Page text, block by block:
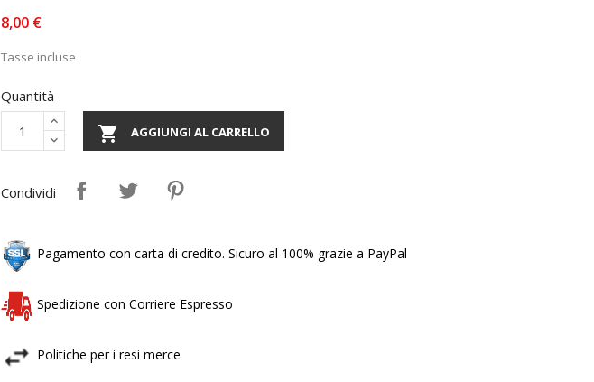
8,00 €
Tasse incluse
Quantità
 AGGIUNGI AL CARRELLO
Condividi
Pagamento con carta di credito. Sicuro al 100% grazie a PayPal
Spedizione con Corriere Espresso
Politiche per i resi merce